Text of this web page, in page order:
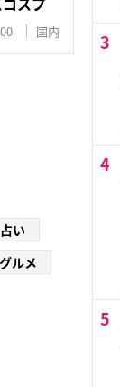
国内
占い
グルメ